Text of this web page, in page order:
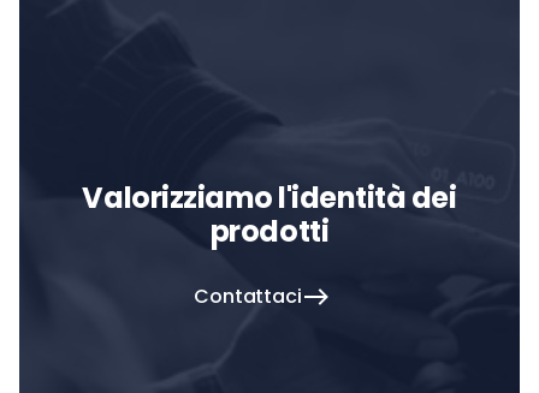
Valorizziamo l'identità dei
prodotti
Contattaci